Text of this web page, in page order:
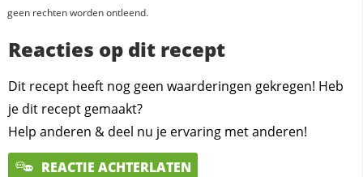
geen rechten worden ontleend.
Reacties op dit recept
Dit recept heeft nog geen waarderingen gekregen! Heb
je dit recept gemaakt?
Help anderen & deel nu je ervaring met anderen!
REACTIE ACHTERLATEN